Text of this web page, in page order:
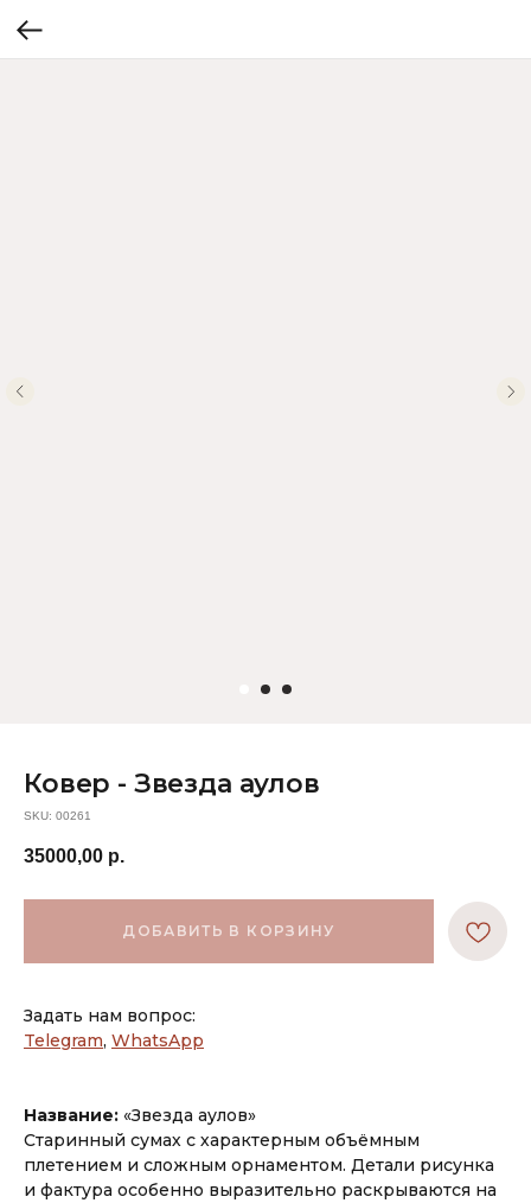
Ковер - Звезда аулов
SKU: 00261
35000,00 р.
ДОБАВИТЬ В КОРЗИНУ
Задать нам вопрос:
Telegram, WhatsApp
Название: «Звезда аулов»
Старинный сумах с характерным объёмным
плетением и сложным орнаментом. Детали рисунка
и фактура особенно выразительно раскрываются на